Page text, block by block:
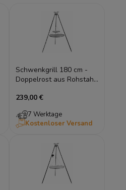
Schwenkgrill 180 cm -
Doppelrost aus Rohstahl
239,00 €
7 Werktage
Kostenloser Versand